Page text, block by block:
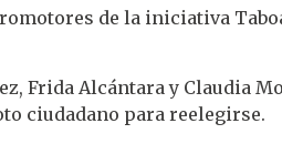
de la iniciativa
Frida Alcántara y Claudia
ciudadano para reelegirse.